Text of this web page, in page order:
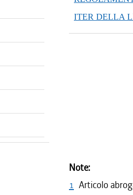
ITER DELLA
Note:
1 Articolo